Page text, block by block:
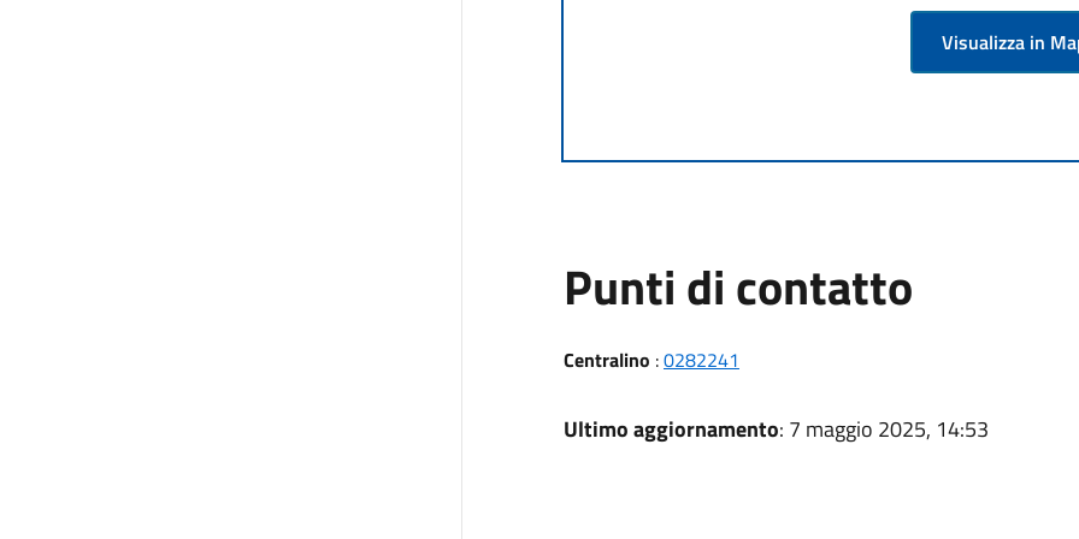
Visualizza in
Punti di contatto
Centralino :0282241
Ultimo aggiornamento: 7 maggio 2025, 14:53